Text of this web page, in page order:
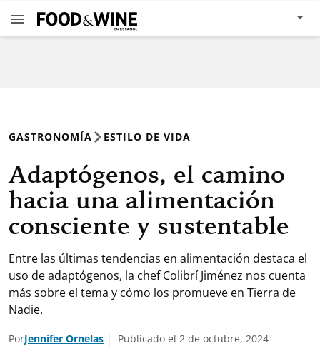
GASTRONOMÍA ESTILO DE VIDA
Adaptógenos, el camino
hacia una alimentación
consciente y sustentable
Entre las últimas tendencias en alimentación destaca el
uso de adaptógenos, la chef Colibrí Jiménez nos cuenta
más sobre el tema y cómo los promueve en Tierra de
Nadie.
PorJennifer Ornelas Publicado el 2 de octubre, 2024